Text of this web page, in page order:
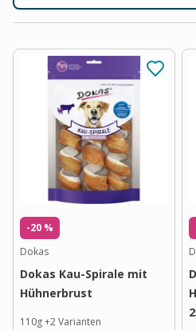
-20 %
Dokas
Dokas Kau-Spirale mit
Hühnerbrust
110g+2Varianten